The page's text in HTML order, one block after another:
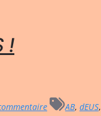
!
AB, dEUS,